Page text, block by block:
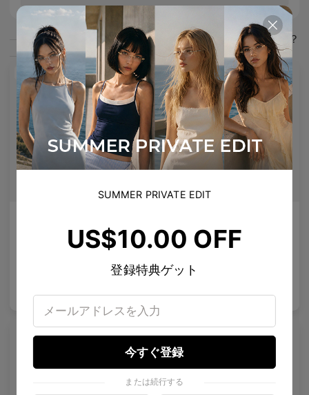
このアイテムもいかがでしょうか？
新入荷
プレミアム産業用チタンから作られた建築用の長方形の構造物。
Colours available
5
Colours available
SUMMER PRIVATE EDIT
US$10.00 OFF
登録特典ゲット
今すぐ登録
または続行する